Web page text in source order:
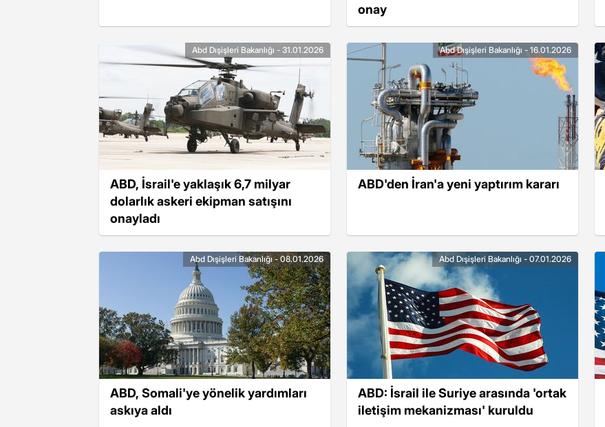
onay
ABD, İsrail'e yaklaşık 6,7 milyar
dolarlık askeri ekipman satışını
onayladı
Abd Dışişleri Bakanlığı - 31.01.2026
ABD'den İran'a yeni yaptırım kararı
Abd Dışişleri Bakanlığı - 16.01.2026
ABD, Somali'ye yönelik yardımları
askıya aldı
Abd Dışişleri Bakanlığı - 08.01.2026
ABD: İsrail ile Suriye arasında 'ortak
iletişim mekanizması' kuruldu
Abd Dışişleri Bakanlığı - 07.01.2026